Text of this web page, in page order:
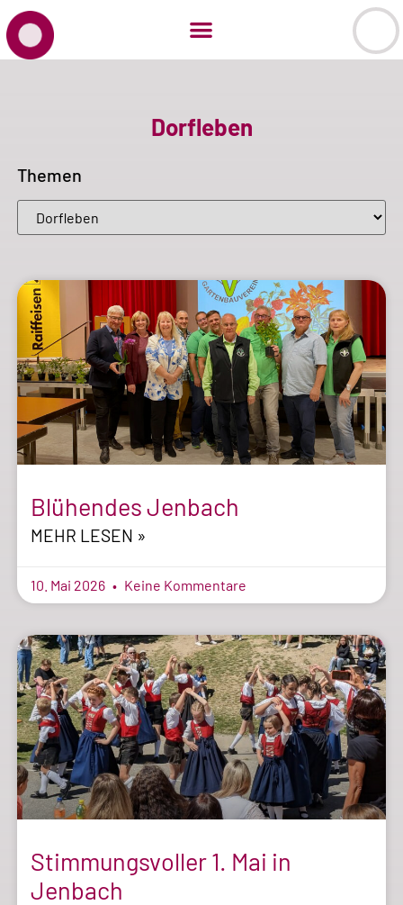
Dorfleben
Themen
Blühendes Jenbach
MEHR LESEN »
10. Mai 2026 Keine Kommentare
Stimmungsvoller 1. Mai in
Jenbach